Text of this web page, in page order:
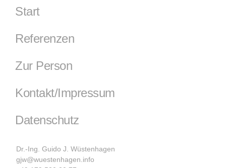
Start
Referenzen
Zur Person
Kontakt/Impressum
Datenschutz
Dr.-Ing. Guido J. Wüstenhagen
gjw@wuestenhagen.info